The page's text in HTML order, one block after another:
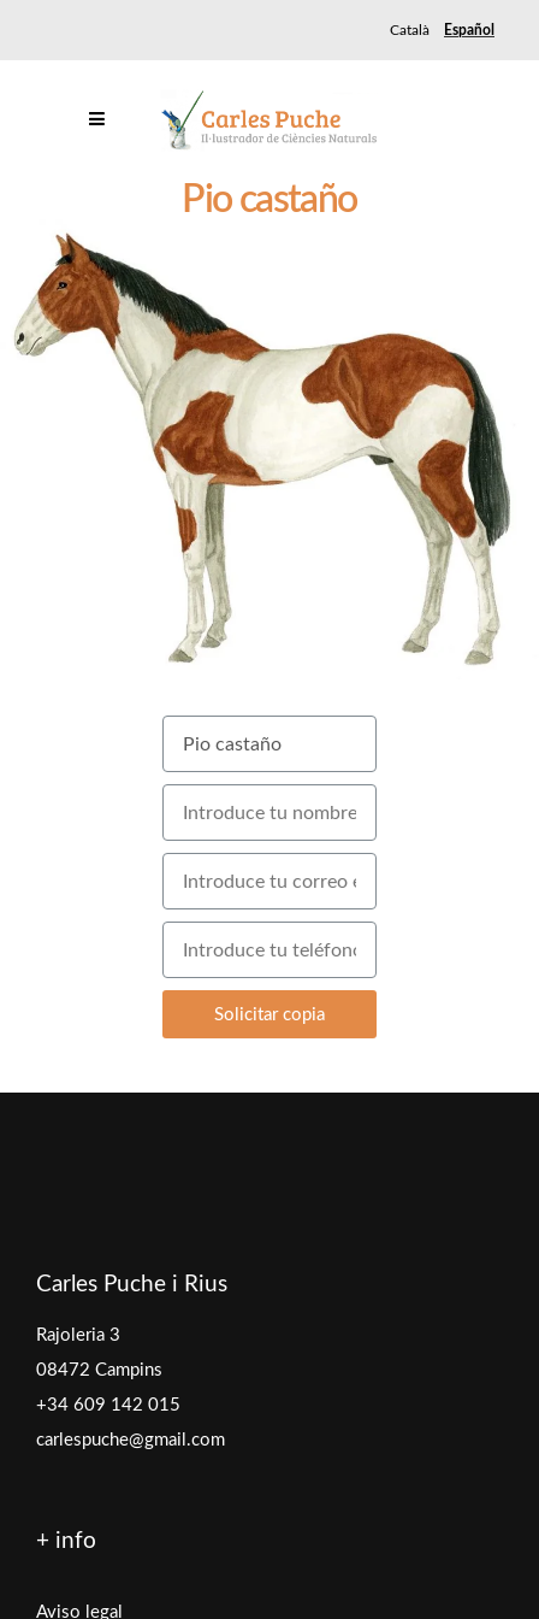
Català Español
Pio castaño
Solicitar copia
Carles Puche i Rius
Rajoleria 3
08472 Campins
+34 609 142 015
carlespuche@gmail.com
+ info
Aviso legal